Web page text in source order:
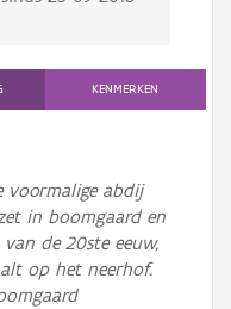
KENMERKEN
voormalige abdij
in boomgaard en
de 20ste eeuw,
op het neerhof.